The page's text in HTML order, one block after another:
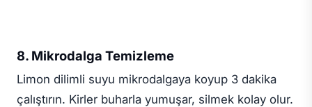
8. Mikrodalga Temizleme
Limon dilimli suyu mikrodalgaya koyup 3 dakika
çalıştırın. Kirler buharla yumuşar, silmek kolay olur.